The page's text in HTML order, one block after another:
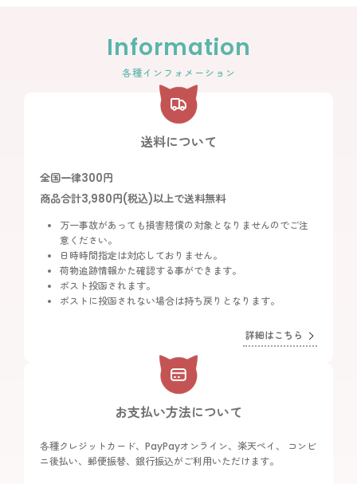
Information
各種インフォメーション
送料について
全国一律300円
商品合計3,980円(税込)以上で送料無料
万一事故があっても損害賠償の対象となりませんのでご注
意ください。
日時時間指定は対応しておりません。
荷物追跡情報かた確認する事ができます。
ポスト投函されます。
ポストに投函されない場合は持ち戻りとなります。
詳細はこちら
お支払い方法について
各種クレジットカード、PayPayオンライン、楽天ペイ、 コンビ
ニ後払い、郵便振替、銀行振込がご利用いただけます。